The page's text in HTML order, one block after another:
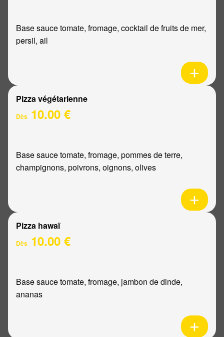
Base sauce tomate, fromage, cocktail de fruits de mer,
persil, ail
Pizza végétarienne
Dès 10.00 €
Base sauce tomate, fromage, pommes de terre,
champignons, poivrons, oignons, olives
Pizza hawaï
Dès 10.00 €
Base sauce tomate, fromage, jambon de dinde,
ananas